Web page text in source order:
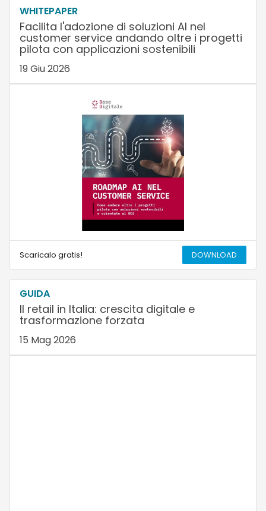
WHITEPAPER
Facilita l'adozione di soluzioni AI nel
customer service andando oltre i progetti
pilota con applicazioni sostenibili
19 Giu 2026
Scaricalo gratis! DOWNLOAD
GUIDA
Il retail in Italia: crescita digitale e
trasformazione forzata
15 Mag 2026